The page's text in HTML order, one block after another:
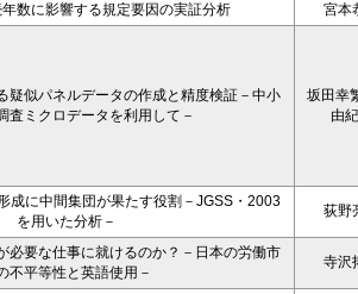
数に影響する規定要因の実証分析
宮本
疑似パネルデータの作成と精度検証－中小
査ミクロデータを利用して－
坂田幸
由
成に中間集団が果たす役割－JGSS・2003
を用いた分析－
荻野
必要な仕事に就けるのか？－日本の労働市
不平等性と英語使用－
寺沢